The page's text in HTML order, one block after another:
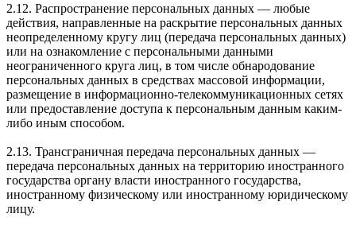
2.12. Распространение персональных данных — любые
действия, направленные на раскрытие персональных данных
неопределенному кругу лиц (передача персональных данных)
или на ознакомление с персональными данными
неограниченного круга лиц, в том числе обнародование
персональных данных в средствах массовой информации,
размещение в информационно-телекоммуникационных сетях
или предоставление доступа к персональным данным каким-
либо иным способом.
2.13. Трансграничная передача персональных данных —
передача персональных данных на территорию иностранного
государства органу власти иностранного государства,
иностранному физическому или иностранному юридическому
лицу.